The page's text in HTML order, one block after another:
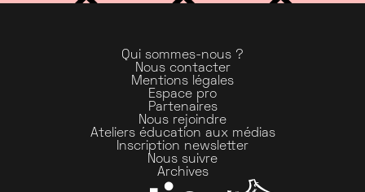
Qui sommes-nous ?
Nous contacter
Mentions légales
Espace pro
Partenaires
Nous rejoindre
Ateliers éducation aux médias
Inscription newsletter
Nous suivre
Archives